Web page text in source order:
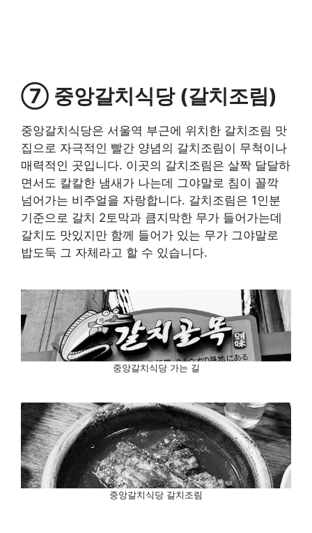
⑦ 중앙갈치식당 (갈치조림)
중앙갈치식당은 서울역 부근에 위치한 갈치조림 맛
집으로 자극적인 빨간 양념의 갈치조림이 무척이나
매력적인 곳입니다. 이곳의 갈치조림은 살짝 달달하
면서도 칼칼한 냄새가 나는데 그야말로 침이 꼴깍
넘어가는 비주얼을 자랑합니다. 갈치조림은 1인분
기준으로 갈치 2토막과 큼지막한 무가 들어가는데
갈치도 맛있지만 함께 들어가 있는 무가 그야말로
밥도둑 그 자체라고 할 수 있습니다.
중앙갈치식당 가는 길
중앙갈치식당 갈치조림